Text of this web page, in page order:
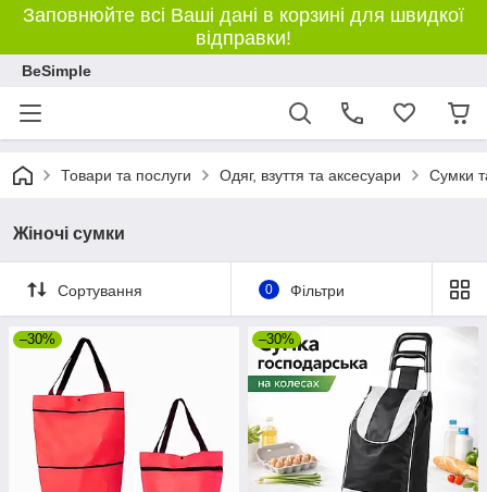
Заповнюйте всі Ваші дані в корзині для швидкої
відправки!
BeSimple
Товари та послуги Одяг, взуття та аксесуари Сумки
Жіночі сумки
Сортування 0 Фільтри
–30% –30%